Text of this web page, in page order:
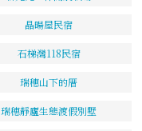
晶暘屋民宿
石梯灣118民宿
瑞穗山下的厝
瑞穗靜廬生態渡假別墅